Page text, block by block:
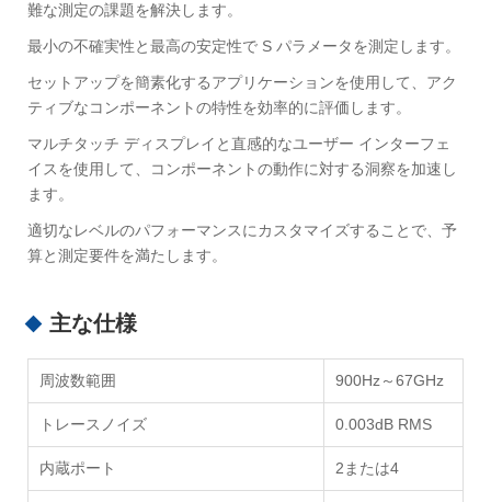
難な測定の課題を解決します。
最小の不確実性と最高の安定性で S パラメータを測定します。
セットアップを簡素化するアプリケーションを使用して、アク
ティブなコンポーネントの特性を効率的に評価します。
マルチタッチ ディスプレイと直感的なユーザー インターフェ
イスを使用して、コンポーネントの動作に対する洞察を加速し
ます。
適切なレベルのパフォーマンスにカスタマイズすることで、予
算と測定要件を満たします。
主な仕様
周波数範囲 900Hz～67GHz
トレースノイズ 0.003dB RMS
内蔵ポート 2または4